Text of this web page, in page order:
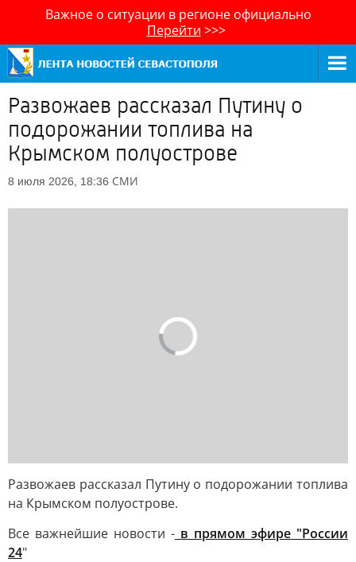
Важное о ситуации в регионе официально
Перейти >>>
Развожаев рассказал Путину о
подорожании топлива на
Крымском полуострове
8 июля 2026, 18:36 СМИ
Развожаев рассказал Путину о подорожании топлива
на Крымском полуострове.
Все важнейшие новости - в прямом эфире "России
24"